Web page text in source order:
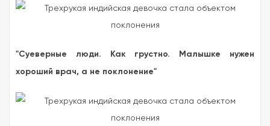
"Суеверные люди. Как грустно. Малышке нужен
хороший врач, а не поклонение"